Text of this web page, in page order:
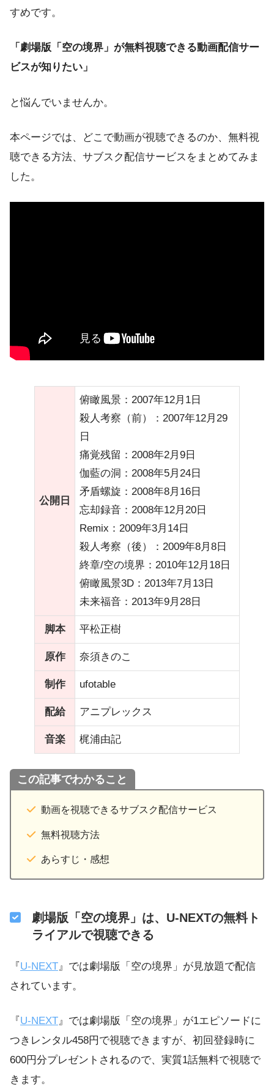
すめです。
「劇場版「空の境界」が無料視聴できる動画配信サー
ビスが知りたい」
と悩んでいませんか。
本ページでは、どこで動画が視聴できるのか、無料視
聴できる方法、サブスク配信サービスをまとめてみま
した。
公開日
俯瞰風景：2007年12月1日
殺人考察（前）：2007年12月29
日
痛覚残留：2008年2月9日
伽藍の洞：2008年5月24日
矛盾螺旋：2008年8月16日
忘却録音：2008年12月20日
Remix：2009年3月14日
殺人考察（後）：2009年8月8日
終章/空の境界：2010年12月18日
俯瞰風景3D：2013年7月13日
未来福音：2013年9月28日
脚本 平松正樹
原作 奈須きのこ
制作 ufotable
配給 アニプレックス
音楽 梶浦由記
この記事でわかること
動画を視聴できるサブスク配信サービス
無料視聴方法
あらすじ・感想
劇場版「空の境界」は、U-NEXTの無料ト
ライアルで視聴できる
『U-NEXT』では劇場版「空の境界」が見放題で配信
されています。
『U-NEXT』では劇場版「空の境界」が1エピソードに
つきレンタル458円で視聴できますが、初回登録時に
600円分プレゼントされるので、実質1話無料で視聴で
きます。